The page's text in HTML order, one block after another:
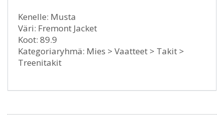
Kenelle: Musta
Väri: Fremont Jacket
Koot: 89.9
Kategoriaryhmä: Mies > Vaatteet > Takit >
Treenitakit